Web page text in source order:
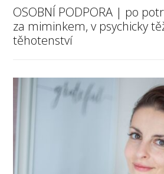
OSOBNÍ PODPORA | po
za miminkem, v psychicky
těhotenství